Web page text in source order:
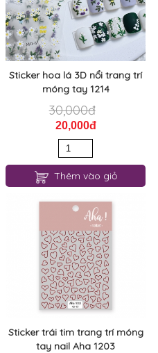
Sticker hoa lá 3D nổi trang trí
móng tay 1214
30,000đ
20,000đ
Thêm vào giỏ
Sticker trái tim trang trí móng
tay nail Aha 1203